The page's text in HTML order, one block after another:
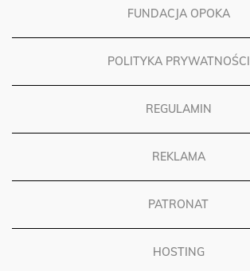
FUNDACJA OPOKA
POLITYKA PRYWATNOŚCI
REGULAMIN
REKLAMA
PATRONAT
HOSTING